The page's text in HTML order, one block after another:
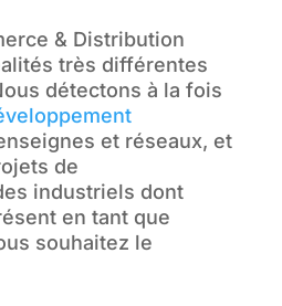
& Distribution
très différentes
détectons à la fois
et réseaux, et
de
industriels dont
en tant que
souhaitez le